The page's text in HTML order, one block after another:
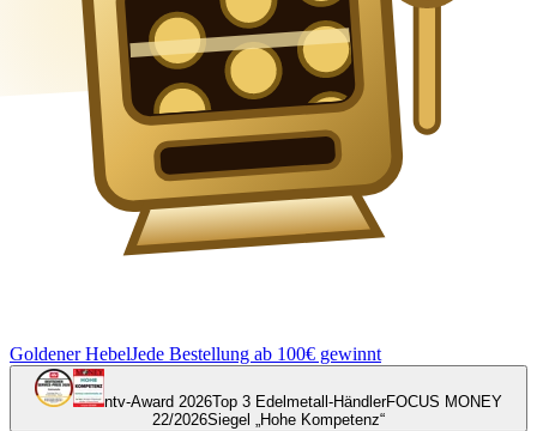
Goldener HebelJede Bestellung ab 100€ gewinnt
ntv-Award 2026Top 3 Edelmetall-HändlerFOCUS MONEY
22/2026Siegel „Hohe Kompetenz“